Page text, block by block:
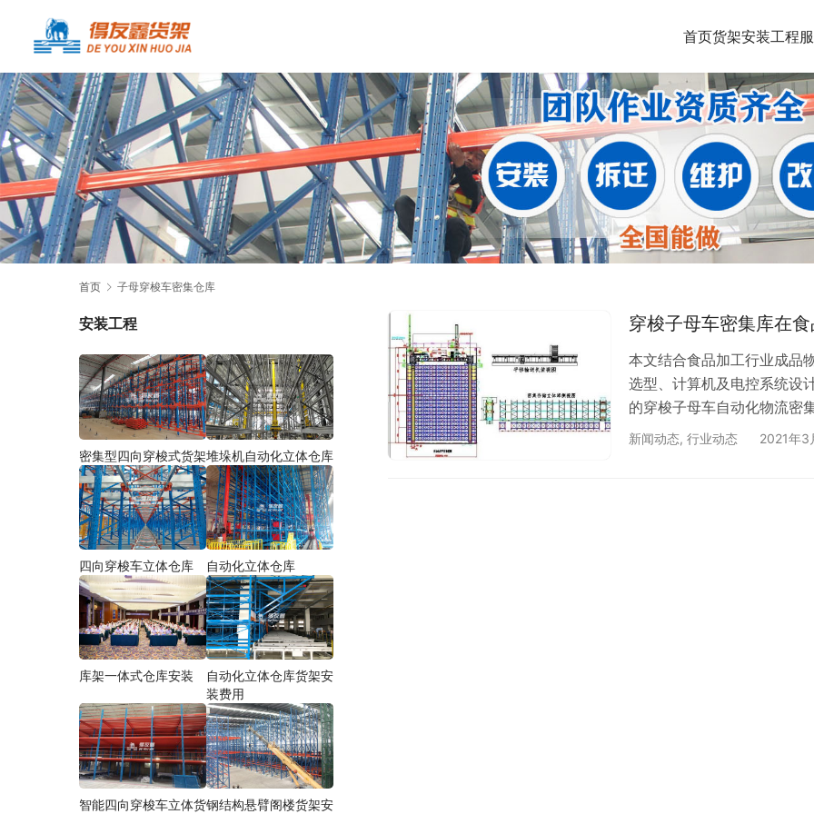
首页货架安装工程
首页 子母穿梭车密集仓库
穿梭子母车密集库在
本文结合食品加工行业成品
选型、计算机及电控系统设
的穿梭子母车自动化物流密
用案例。该物流集成项目可
新闻动态, 行业动态 2021年3
安装工程
密集型四向穿梭式货架堆垛机自动化立体仓库
四向穿梭车立体仓库 自动化立体仓库
库架一体式仓库安装
自动化立体仓库货架安
装费用
智能四向穿梭车立体货钢结构悬臂阁楼货架安